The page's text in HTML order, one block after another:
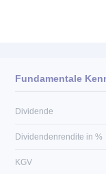
Dividende
Dividendenrendite in %
KGV